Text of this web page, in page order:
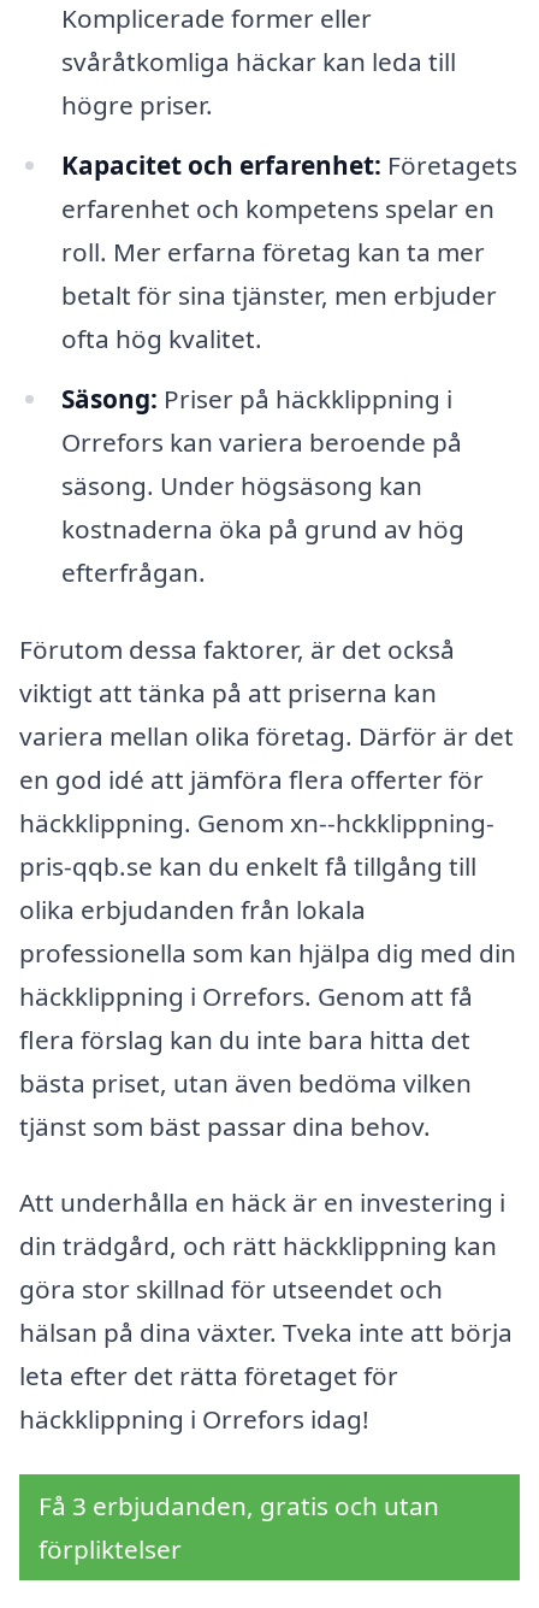
Komplicerade former eller
svåråtkomliga häckar kan leda till
högre priser.
Kapacitet och erfarenhet: Företagets
erfarenhet och kompetens spelar en
roll. Mer erfarna företag kan ta mer
betalt för sina tjänster, men erbjuder
ofta hög kvalitet.
Säsong: Priser på häckklippning i
Orrefors kan variera beroende på
säsong. Under högsäsong kan
kostnaderna öka på grund av hög
efterfrågan.
Förutom dessa faktorer, är det också
viktigt att tänka på att priserna kan
variera mellan olika företag. Därför är det
en god idé att jämföra flera offerter för
häckklippning. Genom xn--hckklippning-
pris-qqb.se kan du enkelt få tillgång till
olika erbjudanden från lokala
professionella som kan hjälpa dig med din
häckklippning i Orrefors. Genom att få
flera förslag kan du inte bara hitta det
bästa priset, utan även bedöma vilken
tjänst som bäst passar dina behov.
Att underhålla en häck är en investering i
din trädgård, och rätt häckklippning kan
göra stor skillnad för utseendet och
hälsan på dina växter. Tveka inte att börja
leta efter det rätta företaget för
häckklippning i Orrefors idag!
Få 3 erbjudanden, gratis och utan
förpliktelser